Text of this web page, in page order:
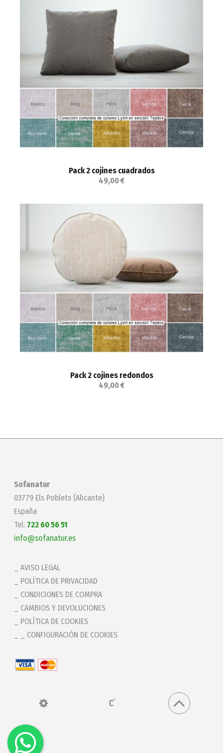
Pack 2 cojines cuadrados
49,00 €
Pack 2 cojines redondos
49,00 €
Sofanatur
03779 Els Poblets (Alicante)
España
Tel: 722 60 56 51
info@sofanatur.es
AVISO LEGAL
POLÍTICA DE PRIVACIDAD
CONDICIONES DE COMPRA
CAMBIOS Y DEVOLUCIONES
POLÍTICA DE COOKIES
_ CONFIGURACIÓN DE COOKIES